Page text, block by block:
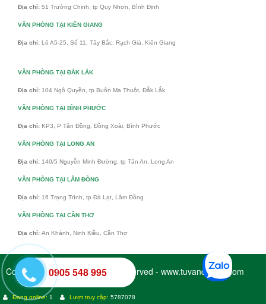
0905 548 995
Địa chỉ: 51 Trường Chinh, tp Quy Nhơn, Bình Định
VĂN PHÒNG TẠI KIÊN GIANG
Địa chỉ: Lô A5-25, Số 11, Tây Bắc, Rạch Giá, Kiên Giang
VĂN PHÒNG TẠI ĐẮK LẮK
Địa chỉ: 104 Ngô Quyền, tp Buôn Ma Thuột, Đắk Lắk
VĂN PHÒNG TẠI BÌNH PHƯỚC
Địa chỉ: KP3, P Tân Đồng, Đồng Xoài, Bình Phước
VĂN PHÒNG TẠI LONG AN
Địa chỉ: 140/5 Nguyễn Minh Đường, tp Tân An, Long An
VĂN PHÒNG TẠI LÂM ĐỒNG
Địa chỉ: 16 Trạng Trình, tp Đà Lạt, Lâm Đồng
VĂN PHÒNG TẠI CẦN THƠ
Địa chỉ: An Khánh, Ninh Kiều, Cần Thơ
Copyright © 2017 - All Rights Reserved - www.tuvandaiviet.com
Đang online: 1 Lượt truy cập: 5787078